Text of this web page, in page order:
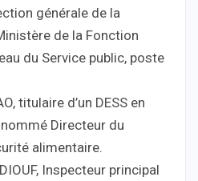
générale de la
de la Fonction
du Service public, poste
titulaire d’un DESS en
Directeur du
alimentaire.
Inspecteur principal